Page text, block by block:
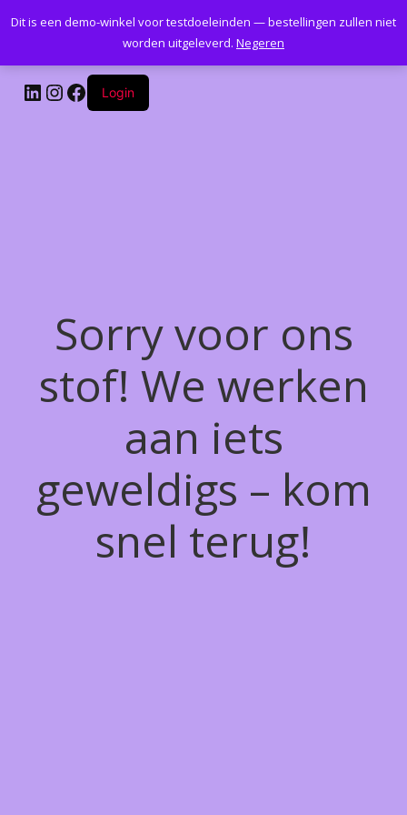
Kantoormeubelenplus.com
LinkedIn
Instagram
Facebook
Login
Sorry voor ons
stof! We werken
aan iets
geweldigs – kom
snel terug!
Dit is een demo-winkel voor testdoeleinden — bestellingen zullen niet
worden uitgeleverd. Negeren